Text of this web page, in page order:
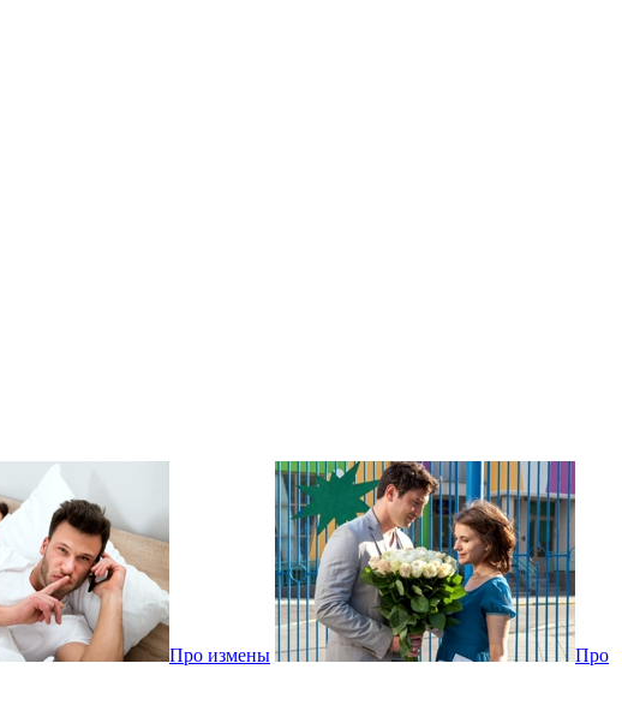
Про измены Про